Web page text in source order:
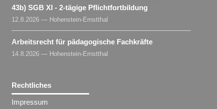
43b) SGB XI - 2-tägige Pflichtfortbildung
12.8.2026 — Hohenstein-Ernstthal
Arbeitsrecht für pädagogische Fachkräfte
14.8.2026 — Hohenstein-Ernstthal
Rechtliches
Impressum